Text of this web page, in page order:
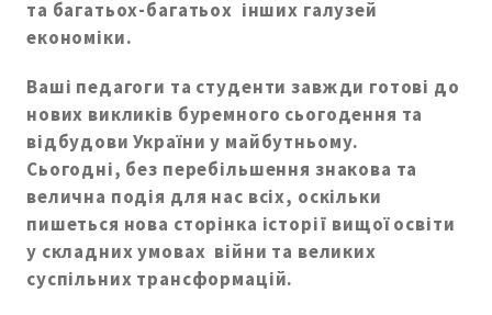
та багатьох-багатьох інших галузей
економіки.
Ваші педагоги та студенти завжди готові до
нових викликів буремного сьогодення та
відбудови України у майбутньому.
Сьогодні, без перебільшення знакова та
велична подія для нас всіх, оскільки
пишеться нова сторінка історії вищої освіти
у складних умовах війни та великих
суспільних трансформацій.